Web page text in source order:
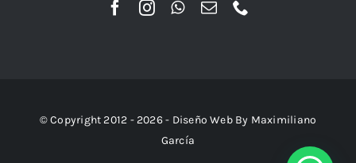
© Copyright 2012 - 2026 - Diseño Web By Maximiliano
García